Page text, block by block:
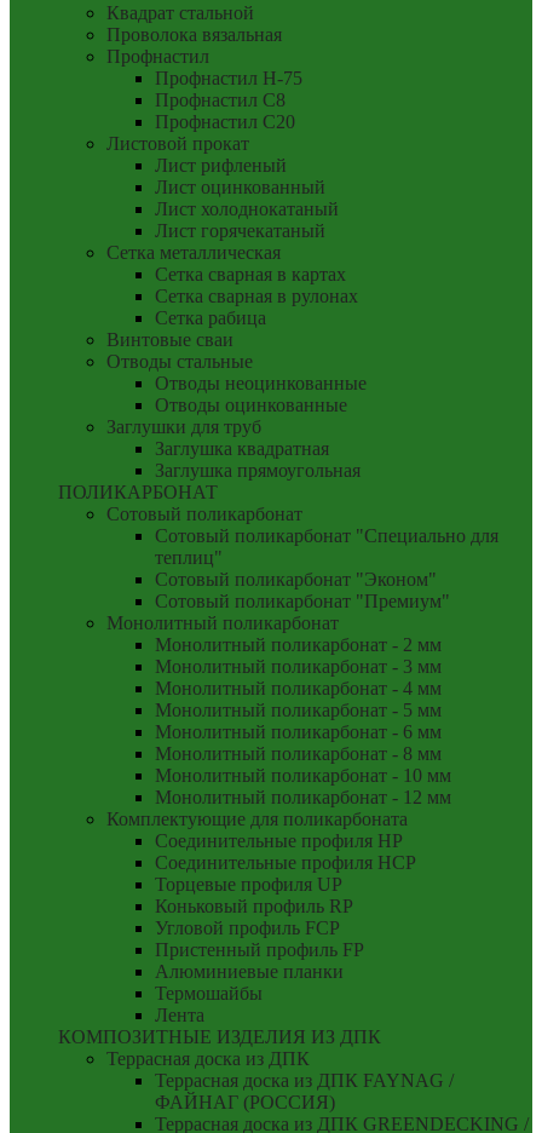
Квадрат стальной
Проволока вязальная
Профнастил
Профнастил Н-75
Профнастил С8
Профнастил С20
Листовой прокат
Лист рифленый
Лист оцинкованный
Лист холоднокатаный
Лист горячекатаный
Сетка металлическая
Сетка сварная в картах
Сетка сварная в рулонах
Сетка рабица
Винтовые сваи
Отводы стальные
Отводы неоцинкованные
Отводы оцинкованные
Заглушки для труб
Заглушка квадратная
Заглушка прямоугольная
ПОЛИКАРБОНАТ
Сотовый поликарбонат
Сотовый поликарбонат "Специально для
теплиц"
Сотовый поликарбонат "Эконом"
Сотовый поликарбонат "Премиум"
Монолитный поликарбонат
Монолитный поликарбонат - 2 мм
Монолитный поликарбонат - 3 мм
Монолитный поликарбонат - 4 мм
Монолитный поликарбонат - 5 мм
Монолитный поликарбонат - 6 мм
Монолитный поликарбонат - 8 мм
Монолитный поликарбонат - 10 мм
Монолитный поликарбонат - 12 мм
Комплектующие для поликарбоната
Соединительные профиля HP
Соединительные профиля HCP
Торцевые профиля UP
Коньковый профиль RP
Угловой профиль FCP
Пристенный профиль FP
Алюминиевые планки
Термошайбы
Лента
КОМПОЗИТНЫЕ ИЗДЕЛИЯ ИЗ ДПК
Террасная доска из ДПК
Террасная доска из ДПК FAYNAG /
ФАЙНАГ (РОССИЯ)
Террасная доска из ДПК GREENDECKING /